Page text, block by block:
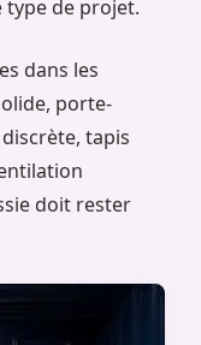
type de projet.
dans les
porte-
tapis
doit rester